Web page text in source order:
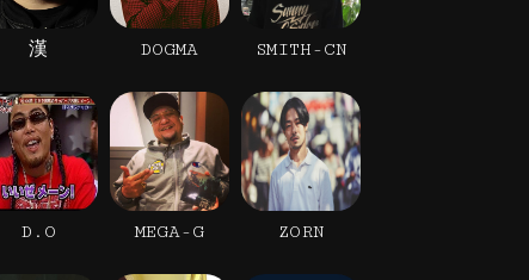
漢 DOGMA SMITH-CN
D.O MEGA-G ZORN